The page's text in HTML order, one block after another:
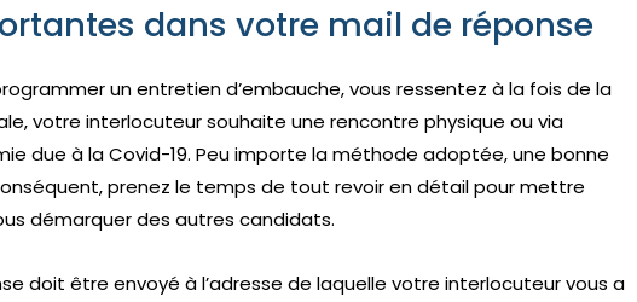
dans votre mail de réponse
un entretien d’embauche, vous ressentez à la fois de la
votre interlocuteur souhaite une rencontre physique ou via
due à la Covid-19. Peu importe la méthode adoptée, une bonne
prenez le temps de tout revoir en détail pour mettre
démarquer des autres candidats.
doit être envoyé à l’adresse de laquelle votre interlocuteur vous a